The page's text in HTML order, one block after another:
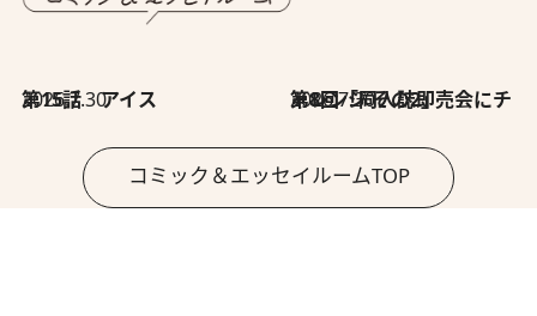
2026.7.30
第15話 アイス 2026.7.30
第8回「同人誌即売会にチャレンジ その2」
コミック＆エッセイルームTOP